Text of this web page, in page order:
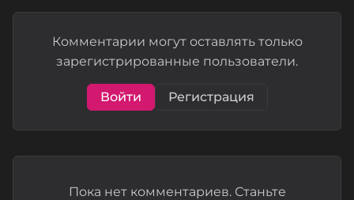
Комментарии могут оставлять только
зарегистрированные пользователи.
Войти Регистрация
Пока нет комментариев. Станьте